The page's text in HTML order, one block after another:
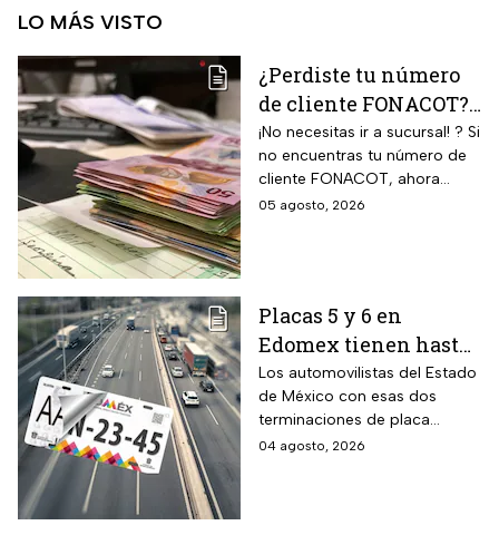
LO MÁS VISTO
¿Perdiste tu número
de cliente FONACOT?
Así puedes
recuperarlo y
consultar tu crédito
2026
¡No necesitas ir a sucursal! ? Si
no encuentras tu número de
cliente FONACOT, ahora
puedes recuperarlo y
05 agosto, 2026
Placas 5 y 6 en
Edomex tienen hasta
el 31 de agosto 2026
para realizar la
verificación
vehicular o recibirán
Los automovilistas del Estado
de México con esas dos
terminaciones de placa
enfrentan el cierre de su
04 agosto, 2026